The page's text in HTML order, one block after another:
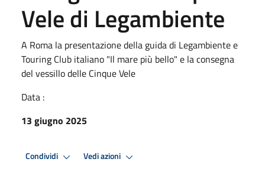
Vele di Legambiente
A Roma la presentazione della guida di Legambiente e
Touring Club italiano "Il mare più bello" e la consegna
del vessillo delle Cinque Vele
Data :
13 giugno 2025
Condividi Vedi azioni